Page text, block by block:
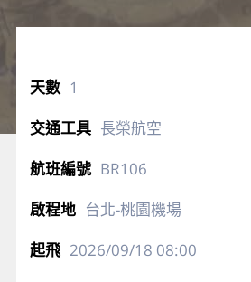
1
長榮航空
BR106
台北-桃園機場
2026/09/18 08:00